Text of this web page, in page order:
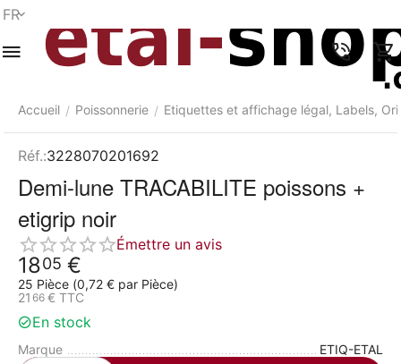
FR
Accueil / Poissonnerie / Etiquettes et affichage légal, Labels,
Réf.:3228070201692
Demi-lune TRACABILITE poissons +
etigrip noir
Émettre un avis
1805 €
25 Pièce (0,72 € par Pièce)
21 66 € TTC
En stock
Marque ETIQ-ETAL
Menu Recherche
rapide
Panier Liste de
souhaits
Comparer Compte